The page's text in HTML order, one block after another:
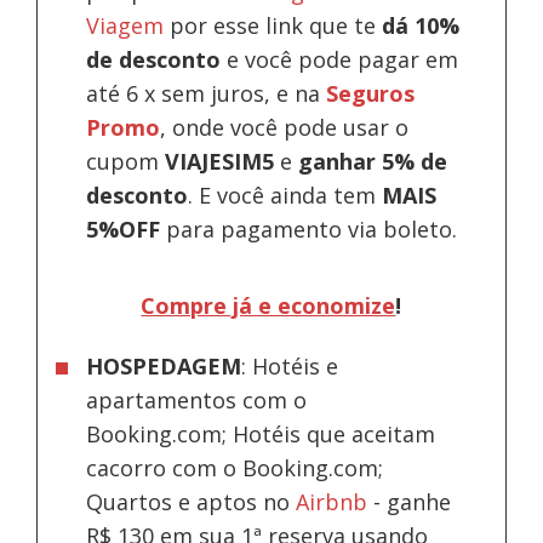
Viagem por esse link que te dá 10%
de desconto e você pode pagar em
até 6 x sem juros, e na Seguros
Promo, onde você pode usar o
cupomVIAJESIM5 e ganhar 5% de
desconto. E você ainda tem MAIS
5%OFF para pagamento via boleto.
Compre já e economize!
HOSPEDAGEM: Hotéis e
apartamentos com o
Booking.com; Hotéis que aceitam
cacorro com o Booking.com;
Quartos e aptos noAirbnb - ganhe
R$ 130 em sua 1ª reserva usando